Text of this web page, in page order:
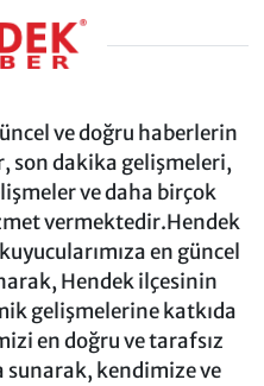
ve doğru haberlerin
son dakika gelişmeleri,
ve daha birçok
vermektedir.Hendek
en güncel
Hendek ilçesinin
gelişmelerine katkıda
en doğru ve tarafsız
sunarak, kendimize ve